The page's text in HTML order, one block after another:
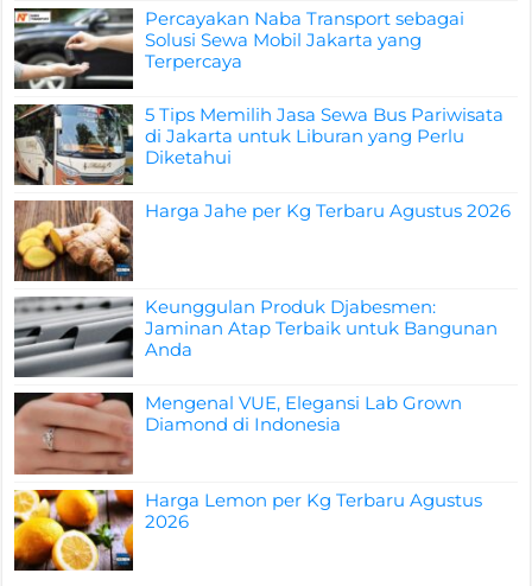
Percayakan Naba Transport sebagai
Solusi Sewa Mobil Jakarta yang
Terpercaya
5 Tips Memilih Jasa Sewa Bus Pariwisata
di Jakarta untuk Liburan yang Perlu
Diketahui
Harga Jahe per Kg Terbaru Agustus 2026
Keunggulan Produk Djabesmen:
Jaminan Atap Terbaik untuk Bangunan
Anda
Mengenal VUE, Elegansi Lab Grown
Diamond di Indonesia
Harga Lemon per Kg Terbaru Agustus
2026